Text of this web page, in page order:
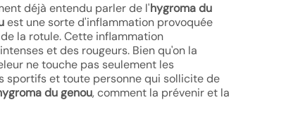
déjà entendu parler de l'hygroma du
est une sorte d'inflammation provoquée
la rotule. Cette inflammation
et des rougeurs. Bien qu'on la
ne touche pas seulement les
sportifs et toute personne qui sollicite de
dugenou, comment la prévenir et la